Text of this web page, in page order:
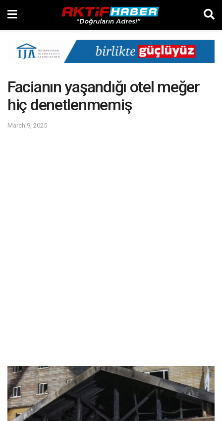
Facianın yaşandığı otel meğer
hiç denetlenmemiş
March 9, 2025